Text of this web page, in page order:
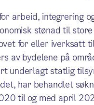
arbeid, integrering
stønad til
for eller iverksatt
av bydelene på
underlagt statlig
har behandlet
til og med april